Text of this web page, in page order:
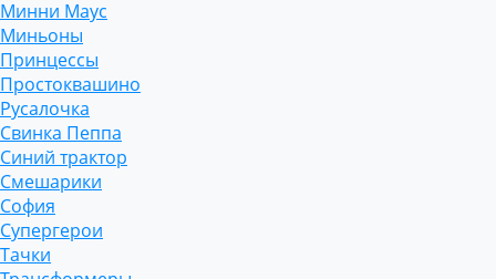
Минни Маус
Миньоны
Принцессы
Простоквашино
Русалочка
Свинка Пеппа
Синий трактор
Смешарики
София
Супергерои
Тачки